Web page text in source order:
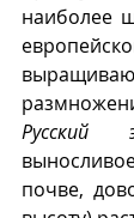
наиболее
Русский
почве,